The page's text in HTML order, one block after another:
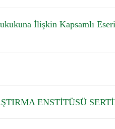
İlişkin Kapsamlı
ENSTİTÜSÜ